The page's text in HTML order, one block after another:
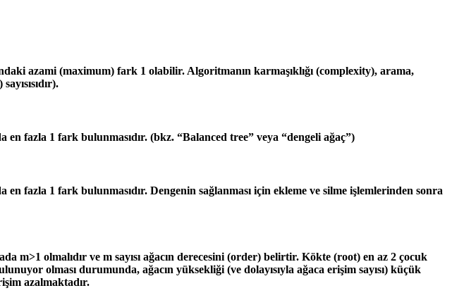
azami (maximum) fark 1 olabilir. Algoritmanın karmaşıklığı (complexity), arama,
fazla 1 fark bulunmasıdır. (bkz. “Balanced tree” veya “dengeli ağaç”)
fazla 1 fark bulunmasıdır. Dengenin sağlanması için ekleme ve silme işlemlerinden sonra
m>1 olmalıdır ve m sayısı ağacın derecesini (order) belirtir. Kökte (root) en az 2 çocuk
olması durumunda, ağacın yüksekliği (ve dolayısıyla ağaca erişim sayısı) küçük
azalmaktadır.